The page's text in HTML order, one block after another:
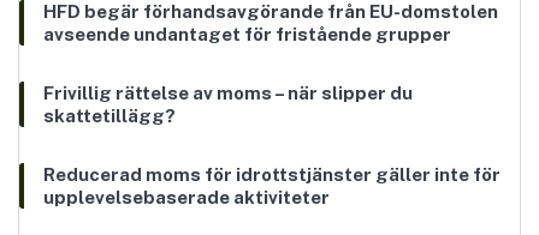
HFD begär förhandsavgörande från EU-domstolen
avseende undantaget för fristående grupper
Frivillig rättelse av moms – när slipper du
skattetillägg?
Reducerad moms för idrottstjänster gäller inte för
upplevelsebaserade aktiviteter